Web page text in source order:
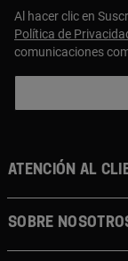
Al hacer clic en
Política de
comunicaciones
ATENCIÓN AL
SOBRE